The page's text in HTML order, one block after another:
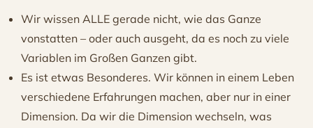
Wir wissen ALLE gerade nicht, wie das Ganze
vonstatten – oder auch ausgeht, da es noch zu viele
Variablen im Großen Ganzen gibt.
Es ist etwas Besonderes. Wir können in einem Leben
verschiedene Erfahrungen machen, aber nur in einer
Dimension. Da wir die Dimension wechseln, was